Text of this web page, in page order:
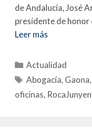
de Andalucía, José
presidente de honor
Leer más
Actualidad
Abogacía, Gaona,
oficinas,